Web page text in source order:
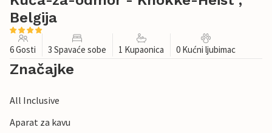
Belgija
6 Gosti 3 Spavaće sobe 1 Kupaonica 0 Kućni ljubimac
Značajke
All Inclusive
Aparat za kavu